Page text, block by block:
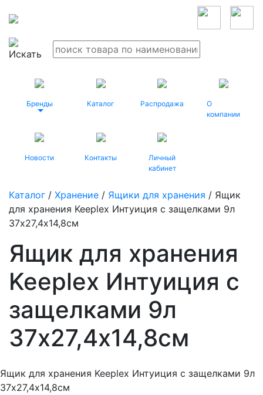
Бренды Каталог Распродажа
О
компании
Новости Контакты
Личный
кабинет
Каталог / Хранение / Ящики для хранения / Ящик
для хранения Keeplex Интуиция с защелками 9л
37х27,4х14,8см
Ящик для хранения
Keeplex Интуиция с
защелками 9л
37х27,4х14,8см
Ящик для хранения Keeplex Интуиция с защелками 9л
37х27,4х14,8см